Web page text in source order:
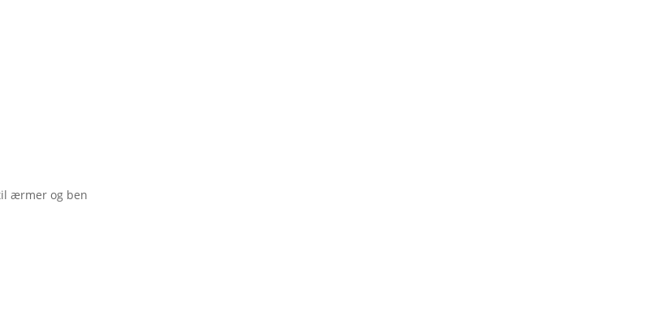
ærmer og ben